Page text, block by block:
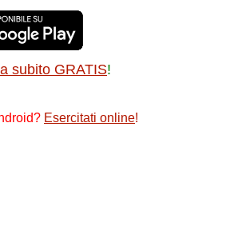
subito GRATIS!
Esercitati online!